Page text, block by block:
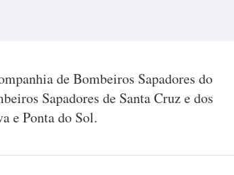
de Bombeiros Sapadores do
Sapadores de Santa Cruz e dos
e Ponta do Sol.